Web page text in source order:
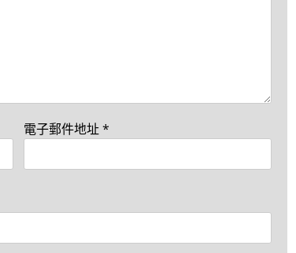
電子郵件地址*